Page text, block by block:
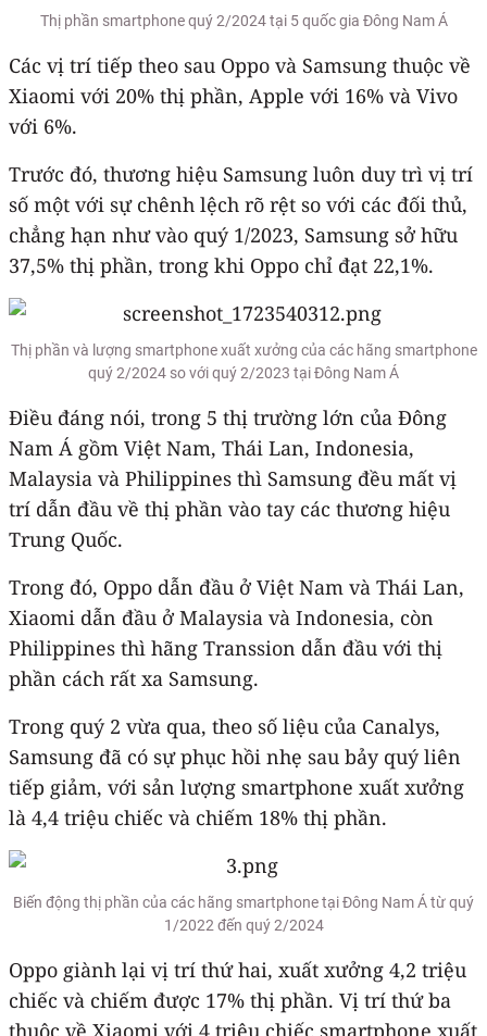
Thị phần smartphone quý 2/2024 tại 5 quốc gia Đông Nam Á
Các vị trí tiếp theo sau Oppo và Samsung thuộc về
Xiaomi với 20% thị phần, Apple với 16% và Vivo
với 6%.
Trước đó, thương hiệu Samsung luôn duy trì vị trí
số một với sự chênh lệch rõ rệt so với các đối thủ,
chẳng hạn như vào quý 1/2023, Samsung sở hữu
37,5% thị phần, trong khi Oppo chỉ đạt 22,1%.
Thị phần và lượng smartphone xuất xưởng của các hãng smartphone
quý 2/2024 so với quý 2/2023 tại Đông Nam Á
Điều đáng nói, trong 5 thị trường lớn của Đông
Nam Á gồm Việt Nam, Thái Lan, Indonesia,
Malaysia và Philippines thì Samsung đều mất vị
trí dẫn đầu về thị phần vào tay các thương hiệu
Trung Quốc.
Trong đó, Oppo dẫn đầu ở Việt Nam và Thái Lan,
Xiaomi dẫn đầu ở Malaysia và Indonesia, còn
Philippines thì hãng Transsion dẫn đầu với thị
phần cách rất xa Samsung.
Trong quý 2 vừa qua, theo số liệu của Canalys,
Samsung đã có sự phục hồi nhẹ sau bảy quý liên
tiếp giảm, với sản lượng smartphone xuất xưởng
là 4,4 triệu chiếc và chiếm 18% thị phần.
Biến động thị phần của các hãng smartphone tại Đông Nam Á từ quý
1/2022 đến quý 2/2024
Oppo giành lại vị trí thứ hai, xuất xưởng 4,2 triệu
chiếc và chiếm được 17% thị phần. Vị trí thứ ba
thuộc về Xiaomi với 4 triệu chiếc smartphone xuất